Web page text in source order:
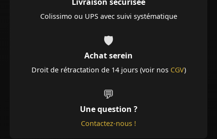
Colissimo ou UPS avec suivi systématique
🛡️
Achat serein
Droit de rétractation de 14 jours (voir nos CGV)
💬
Une question ?
Contactez-nous !